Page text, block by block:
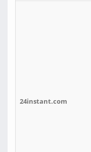
24instant.com